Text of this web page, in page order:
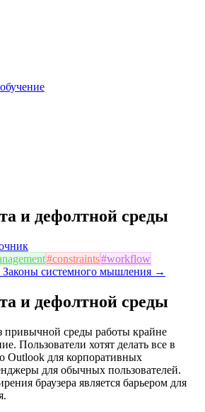
и дефолтной среды
#constraints#workflow
Законы системного мышления →
и дефолтной среды
привычной среды работы крайне
Пользователи хотят делать все в
Outlook для корпоративных
для обычных пользователей.
браузера является барьером для